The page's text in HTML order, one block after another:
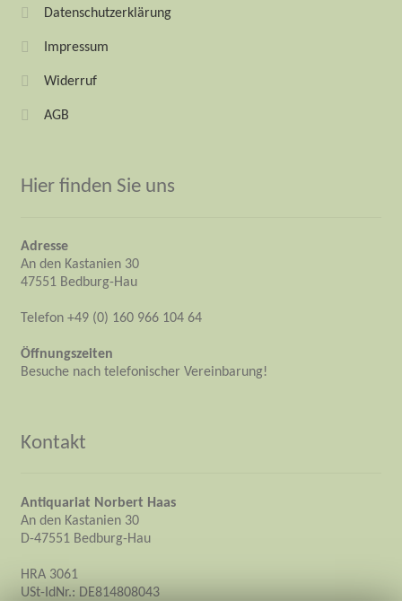
Datenschutzerklärung
Impressum
Widerruf
AGB
Hier finden Sie uns
Adresse
An den Kastanien 30
47551 Bedburg-Hau
Telefon +49 (0) 160 966 104 64
Öffnungszeiten
Besuche nach telefonischer Vereinbarung!
Kontakt
Antiquariat Norbert Haas
An den Kastanien 30
D-47551 Bedburg-Hau
HRA 3061
USt-IdNr.: DE814808043